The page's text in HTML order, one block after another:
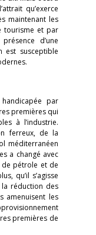
qu’exerce
maintenant les
tourisme et par
d’une
est susceptible
par
premières qui
à l’industrie.
ferreux, de la
méditerranéen
a changé avec
de pétrole et de
qu’il s’agisse
réduction des
amenuisent les
premières de